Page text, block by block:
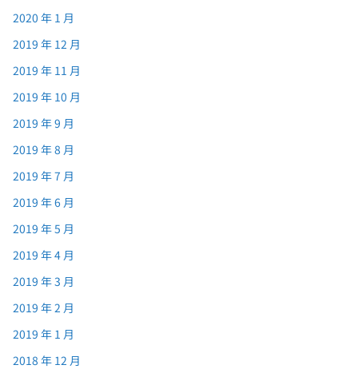
2020 年 1 月
2019 年 12 月
2019 年 11 月
2019 年 10 月
2019 年 9 月
2019 年 8 月
2019 年 7 月
2019 年 6 月
2019 年 5 月
2019 年 4 月
2019 年 3 月
2019 年 2 月
2019 年 1 月
2018 年 12 月